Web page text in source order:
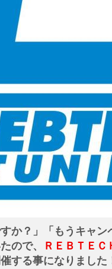
すか？」「もうキャ
ので、
ＲＥＢＴＥＣ
する事になりました